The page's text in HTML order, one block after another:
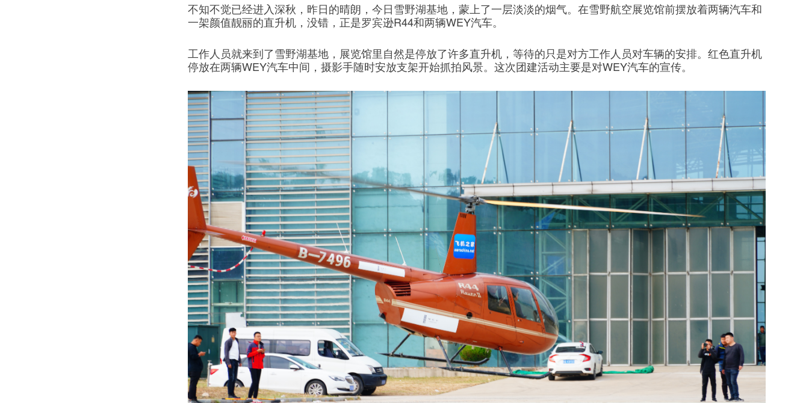
不知不觉已经进入深秋，昨日的晴朗，今日雪野湖基地，蒙上了一层淡淡的烟气。在雪野航空展览馆前摆放着两辆汽车和
一架颜值靓丽的直升机，没错，正是罗宾逊R44和两辆WEY汽车。
工作人员就来到了雪野湖基地，展览馆里自然是停放了许多直升机，等待的只是对方工作人员对车辆的安排。红色直升机
停放在两辆WEY汽车中间，摄影手随时安放支架开始抓拍风景。这次团建活动主要是对WEY汽车的宣传。